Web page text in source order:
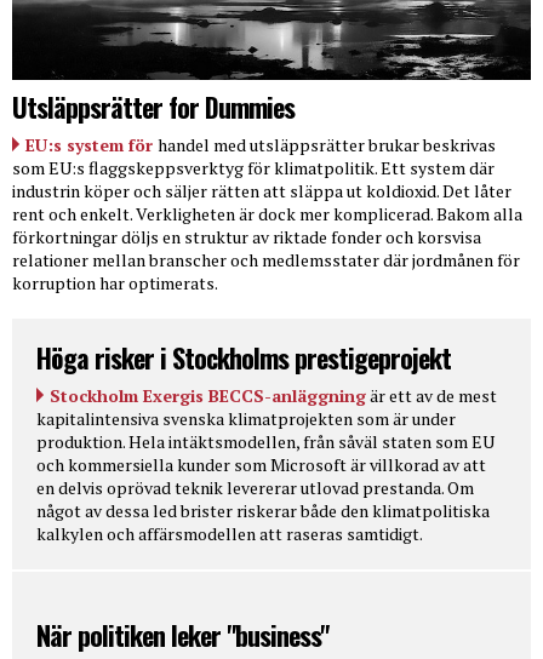
Utsläppsrätter for Dummies
EU:s system för handel med utsläppsrätter brukar beskrivas
som EU:s flaggskeppsverktyg för klimatpolitik. Ett system där
industrin köper och säljer rätten att släppa ut koldioxid. Det låter
rent och enkelt. Verkligheten är dock mer komplicerad. Bakom alla
förkortningar döljs en struktur av riktade fonder och korsvisa
relationer mellan branscher och medlemsstater där jordmånen för
korruption har optimerats.
Höga risker i Stockholms prestigeprojekt
Stockholm Exergis BECCS-anläggningär ett av de mest
kapitalintensiva svenska klimatprojekten som är under
produktion. Hela intäktsmodellen, från såväl staten som EU
och kommersiella kunder som Microsoft är villkorad av att
en delvis oprövad teknik levererar utlovad prestanda. Om
något av dessa led brister riskerar både den klimatpolitiska
kalkylen och affärsmodellen att raseras samtidigt.
När politiken leker "business"